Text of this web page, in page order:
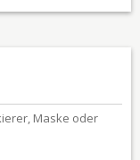
Maske oder